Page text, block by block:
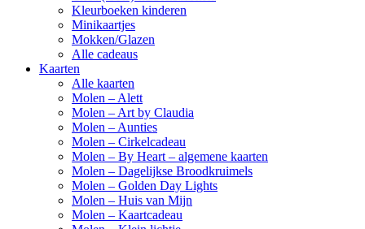
Kleurboeken kinderen
Minikaartjes
Mokken/Glazen
Alle cadeaus
Kaarten
Alle kaarten
Molen – Alett
Molen – Art by Claudia
Molen – Aunties
Molen – Cirkelcadeau
Molen – By Heart – algemene kaarten
Molen – Dagelijkse Broodkruimels
Molen – Golden Day Lights
Molen – Huis van Mijn
Molen – Kaartcadeau